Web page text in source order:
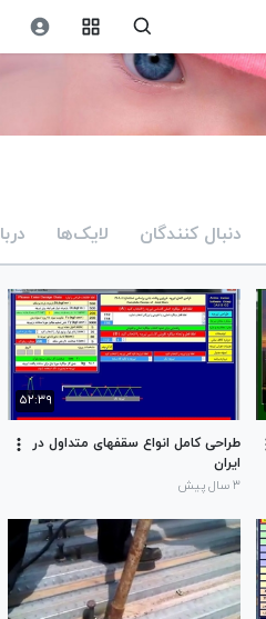
دنبال کنندگان لایک‌ها
۵۲:۳۹
طراحی کامل انواع سقفهای متداول در
ایران
۳ سال پیش